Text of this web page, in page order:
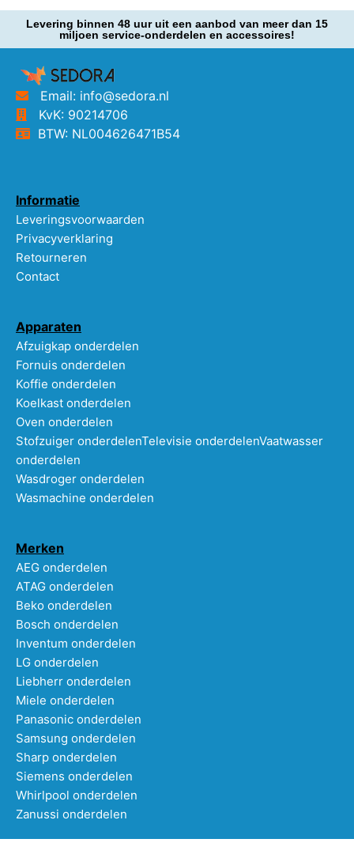
Levering binnen 48 uur uit een aanbod van meer dan 15
miljoen service-onderdelen en accessoires!
Email: info@sedora.nl
KvK: 90214706
BTW: NL004626471B54
Informatie
Leveringsvoorwaarden
Privacyverklaring
Retourneren
Contact
Apparaten
Afzuigkap onderdelen
Fornuis onderdelen
Koffie onderdelen
Koelkast onderdelen
Oven onderdelen
Stofzuiger onderdelenTelevisie onderdelenVaatwasser
onderdelen
Wasdroger onderdelen
Wasmachine onderdelen
Merken
AEG onderdelen
ATAG onderdelen
Beko onderdelen
Bosch onderdelen
Inventum onderdelen
LG onderdelen
Liebherr onderdelen
Miele onderdelen
Panasonic onderdelen
Samsung onderdelen
Sharp onderdelen
Siemens onderdelen
Whirlpool onderdelen
Zanussi onderdelen